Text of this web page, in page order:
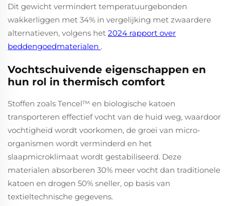
Dit gewicht vermindert temperatuurgebonden
wakkerliggen met 34% in vergelijking met zwaardere
alternatieven, volgens het 2024 rapport over
beddengoedmaterialen .
Vochtschuivende eigenschappen en
hun rol in thermisch comfort
Stoffen zoals Tencel™ en biologische katoen
transporteren effectief vocht van de huid weg, waardoor
vochtigheid wordt voorkomen, de groei van micro-
organismen wordt verminderd en het
slaapmicroklimaat wordt gestabiliseerd. Deze
materialen absorberen 30% meer vocht dan traditionele
katoen en drogen 50% sneller, op basis van
textieltechnische gegevens.